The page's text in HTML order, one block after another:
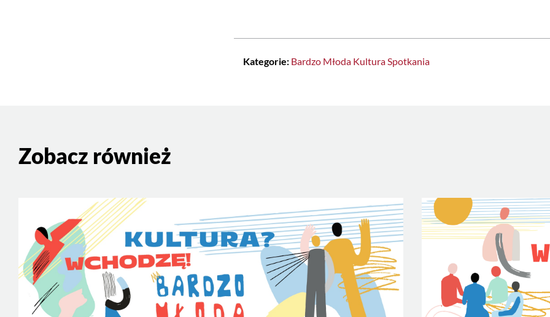
Kategorie: Bardzo Młoda KulturaSpotkania
Zobacz również